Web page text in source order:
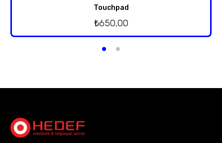
Touchpad
₺650,00